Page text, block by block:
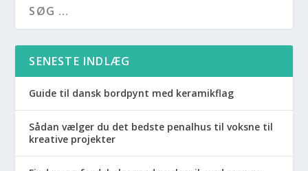
SENESTE INDLÆG
Guide til dansk bordpynt med keramikflag
Sådan vælger du det bedste penalhus til voksne til
kreative projekter